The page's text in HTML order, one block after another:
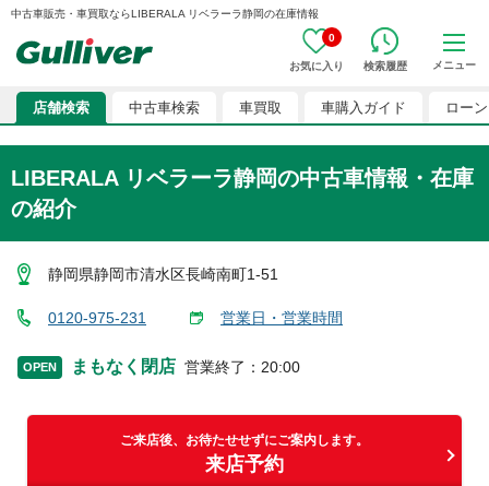
中古車販売・車買取ならLIBERALA リベラーラ静岡の在庫情報
0
お気に入り 検索履歴 メニュー
店舗検索 中古車検索 車買取 車購入ガイド ローン
LIBERALA リベラーラ静岡の中古車情報・在庫
の紹介
静岡県静岡市清水区長崎南町1-51
0120-975-231 営業日・営業時間
OPEN まもなく閉店 営業終了 ： 20:00
ご来店後、お待たせせずにご案内します。
来店予約